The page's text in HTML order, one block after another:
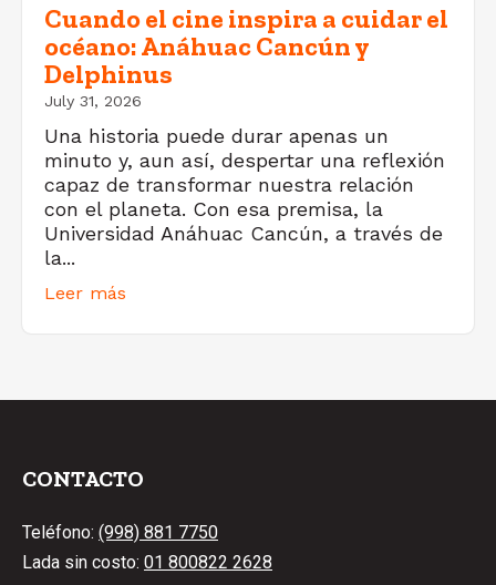
Cuando el cine inspira a cuidar el
océano: Anáhuac Cancún y
Delphinus
July 31, 2026
Una historia puede durar apenas un
minuto y, aun así, despertar una reflexión
capaz de transformar nuestra relación
con el planeta. Con esa premisa, la
Universidad Anáhuac Cancún, a través de
la...
Leer más
CONTACTO
Teléfono: (998) 881 7750
Lada sin costo: 01 800822 2628